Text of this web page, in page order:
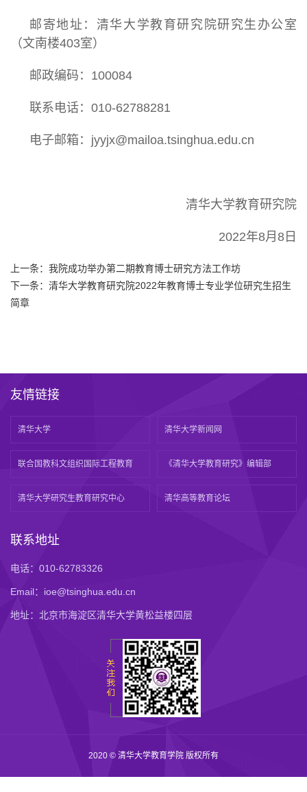
邮寄地址：清华大学教育研究院研究生办公室
（文南楼403室）
邮政编码：100084
联系电话：010-62788281
电子邮箱：jyyjx@mailoa.tsinghua.edu.cn
清华大学教育研究院
2022年8月8日
上一条： 我院成功举办第二期教育博士研究方法工作坊
下一条： 清华大学教育研究院2022年教育博士专业学位研究生招生
简章
友情链接
清华大学 清华大学新闻网
联合国教科文组织国际工程教育 《清华大学教育研究》编辑部
清华大学研究生教育研究中心 清华高等教育论坛
联系地址
电话：010-62783326
Email：ioe@tsinghua.edu.cn
地址：北京市海淀区清华大学黄松益楼四层
2020 © 清华大学教育学院 版权所有